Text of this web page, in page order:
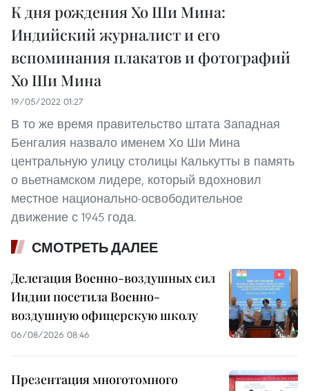
К дня рождения Хо Ши Мина:
Индийский журналист и его
вспоминания плакатов и фотографий
Хо Ши Мина
19/05/2022 01:27
В то же время правительство штата Западная
Бенгалия назвало именем Хо Ши Мина
центральную улицу столицы Калькутты в память
о вьетнамском лидере, который вдохновил
местное национально-освободительное
движение с 1945 года.
СМОТРЕТЬ ДАЛЕЕ
Делегация Военно-воздушных сил
Индии посетила Военно-
воздушную офицерскую школу
06/08/2026 08:46
Презентация многотомного